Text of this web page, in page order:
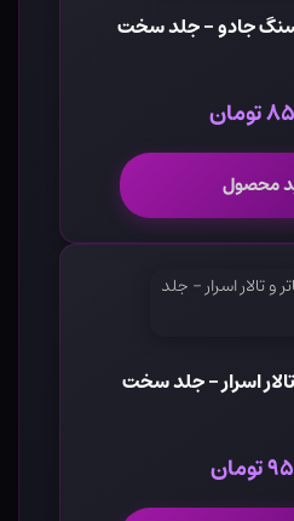
سنگ جادو - جلد سخت
محصول
اسرار - جلد سخت